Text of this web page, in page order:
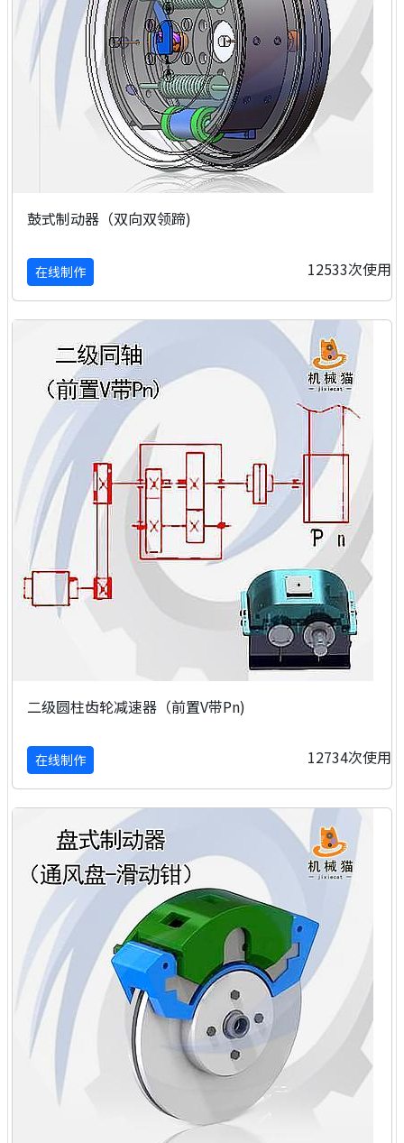
鼓式制动器（双向双领蹄)
在线制作 12533次使用
二级圆柱齿轮减速器（前置V带Pn)
在线制作 12734次使用